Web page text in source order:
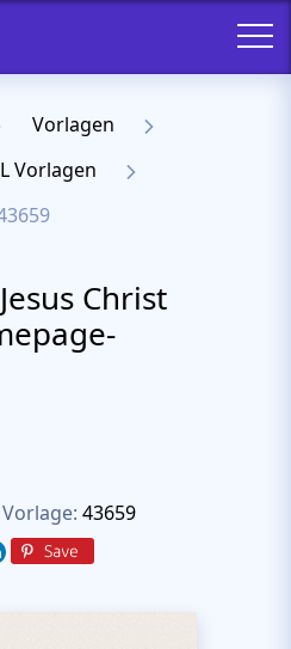
Vorlagen
Vorlagen
Christ
Vorlage: 43659